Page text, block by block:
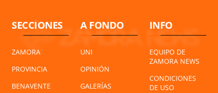
SECCIONES
ZAMORA
PROVINCIA
BENAVENTE
A FONDO
UNI
OPINIÓN
GALERÍAS
INFO
EQUIPO DE
ZAMORA NEWS
CONDICIONES
DE USO